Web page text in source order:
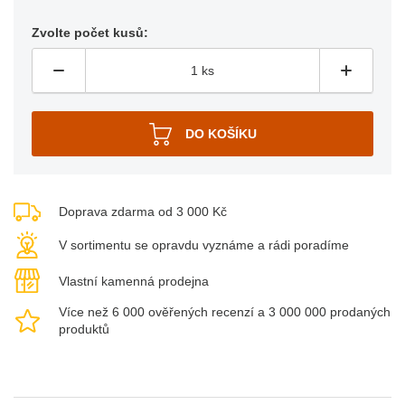
Zvolte počet kusů:
Doprava zdarma od 3 000 Kč
V sortimentu se opravdu vyznáme a rádi poradíme
Vlastní kamenná prodejna
Více než 6 000 ověřených recenzí a 3 000 000 prodaných
produktů